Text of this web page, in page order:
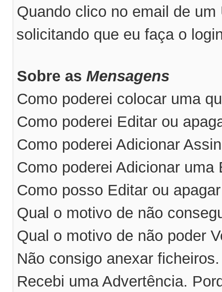
Quando clico no email de
solicitando que eu faça o
Sobre as Mensagens
Como poderei colocar uma
Como poderei Editar ou
Como poderei Adicionar
Como poderei Adicionar uma
Como posso Editar ou
Qual o motivo de não
Qual o motivo de não poder
Não consigo anexar
Recebi uma Advertência.